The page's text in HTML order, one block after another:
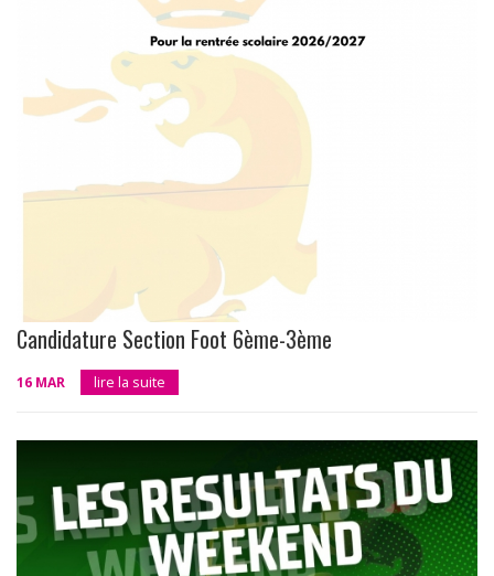
Candidature Section Foot 6ème-3ème
16 MAR lire la suite